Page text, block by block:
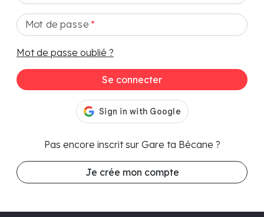
Mot de passe*
Mot de passe oublié ?
Se connecter
Pas encore inscrit sur Gare ta Bécane ?
Je crée mon compte